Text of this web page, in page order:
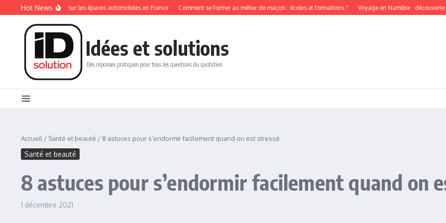
Aller au contenu
Hot News
réglementations sur les épaves automobiles en France Comment se former au métier de maçon : écoles et formations ? Voyage en Namibie : découverte des
Idées et solutions
Des réponses pratiques pour tous les questions du quotidien
Accueil / Santé et beauté / 8 astuces pour s’endormir facilement quand on est stressé
Santé et beauté
8 astuces pour s’endormir facilement quand on
1 décembre 2021